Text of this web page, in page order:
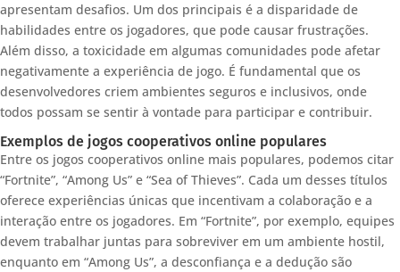
apresentam desafios. Um dos principais é a disparidade de
habilidades entre os jogadores, que pode causar frustrações.
Além disso, a toxicidade em algumas comunidades pode afetar
negativamente a experiência de jogo. É fundamental que os
desenvolvedores criem ambientes seguros e inclusivos, onde
todos possam se sentir à vontade para participar e contribuir.
Exemplos de jogos cooperativos online populares
Entre os jogos cooperativos online mais populares, podemos citar
“Fortnite”, “Among Us” e “Sea of Thieves”. Cada um desses títulos
oferece experiências únicas que incentivam a colaboração e a
interação entre os jogadores. Em “Fortnite”, por exemplo, equipes
devem trabalhar juntas para sobreviver em um ambiente hostil,
enquanto em “Among Us”, a desconfiança e a dedução são